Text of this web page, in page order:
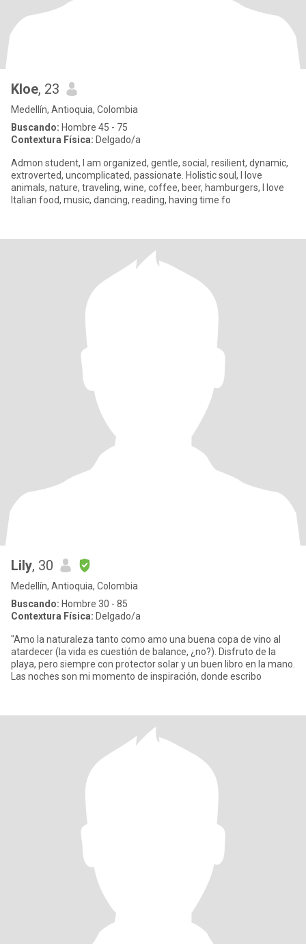
Kloe, 23
Medellín, Antioquia, Colombia
Buscando: Hombre 45 - 75
Contextura Física: Delgado/a
Admon student, I am organized, gentle, social, resilient, dynamic,
extroverted, uncomplicated, passionate. Holistic soul, I love
animals, nature, traveling, wine, coffee, beer, hamburgers, I love
Italian food, music, dancing, reading, having time fo
Lily, 30
Medellín, Antioquia, Colombia
Buscando: Hombre 30 - 85
Contextura Física: Delgado/a
"Amo la naturaleza tanto como amo una buena copa de vino al
atardecer (la vida es cuestión de balance, ¿no?). Disfruto de la
playa, pero siempre con protector solar y un buen libro en la mano.
Las noches son mi momento de inspiración, donde escribo